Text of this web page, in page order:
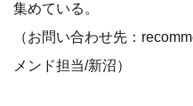
集めている。
（お問い合わせ先：
メンド担当/新沼）